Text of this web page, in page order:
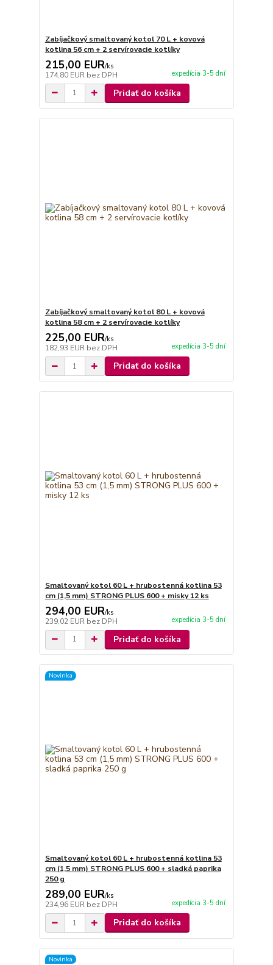
Zabíjačkový smaltovaný kotol 70 L + kovová
kotlina 56 cm + 2 servírovacie kotlíky
215,00 EUR/ks
174,80 EUR bez DPH expedícia 3-5 dní
Pridať do košíka
Zabíjačkový smaltovaný kotol 80 L + kovová
kotlina 58 cm + 2 servírovacie kotlíky
225,00 EUR/ks
182,93 EUR bez DPH expedícia 3-5 dní
Pridať do košíka
Smaltovaný kotol 60 L + hrubostenná kotlina 53
cm (1,5 mm) STRONG PLUS 600 + misky 12 ks
294,00 EUR/ks
239,02 EUR bez DPH expedícia 3-5 dní
Pridať do košíka
Novinka
Smaltovaný kotol 60 L + hrubostenná kotlina 53
cm (1,5 mm) STRONG PLUS 600 + sladká paprika
250 g
289,00 EUR/ks
234,96 EUR bez DPH expedícia 3-5 dní
Pridať do košíka
Novinka